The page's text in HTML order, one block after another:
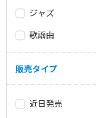
ジャズ
歌謡曲
販売タイプ
近日発売